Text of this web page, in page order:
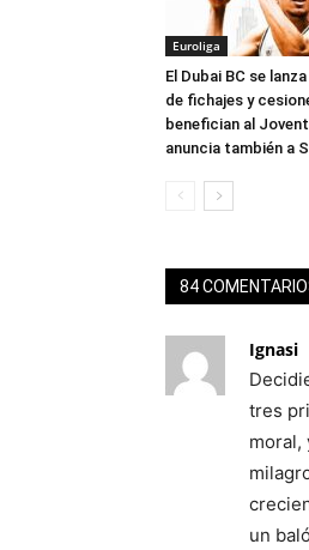
Euroliga
El Dubai BC se
de fichajes y
benefician al
anuncia también a
84
Ignasi
tres
moral,
un